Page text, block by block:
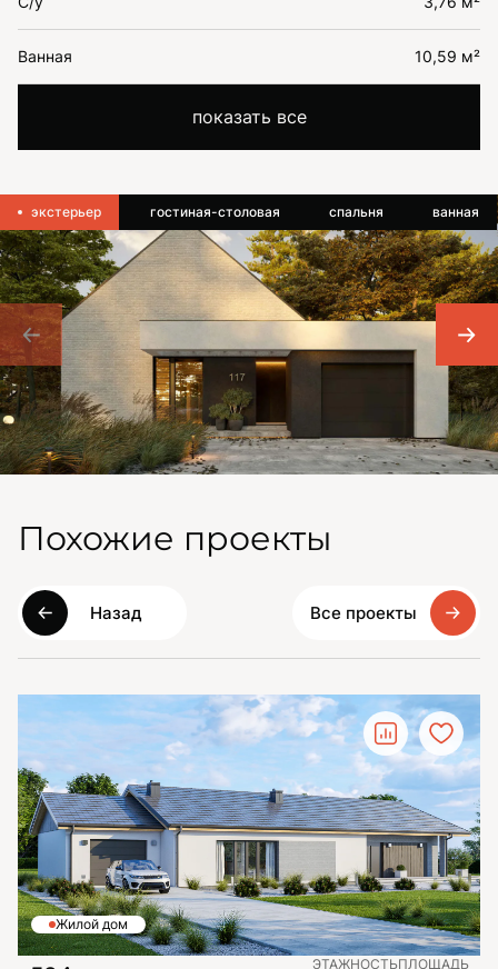
Ванная 10,59 м²
показать все
экстерьер гостиная-столовая спальня ванная
Похожие проекты
Назад Все проекты
Жилой дом
ЭТАЖНОСТЬПЛОЩАДЬ